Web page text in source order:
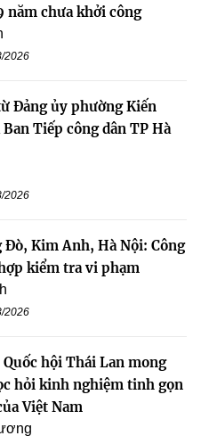
năm chưa khởi công
2026
Đảng ủy phường Kiến
Tiếp công dân TP Hà
2026
Đò, Kim Anh, Hà Nội: Công
kiểm tra vi phạm
2026
hội Thái Lan mong
hỏi kinh nghiệm tinh gọn
Việt Nam